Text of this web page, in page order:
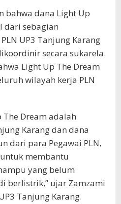
bahwa dana Light Up
dari sebagian
UP3 Tanjung Karang
secara sukarela.
Light Up The Dream
wilayah kerja PLN
The Dream adalah
Karang dan dana
dari para Pegawai PLN,
membantu
yang belum
berlistrik,” ujar Zamzami
Tanjung Karang.